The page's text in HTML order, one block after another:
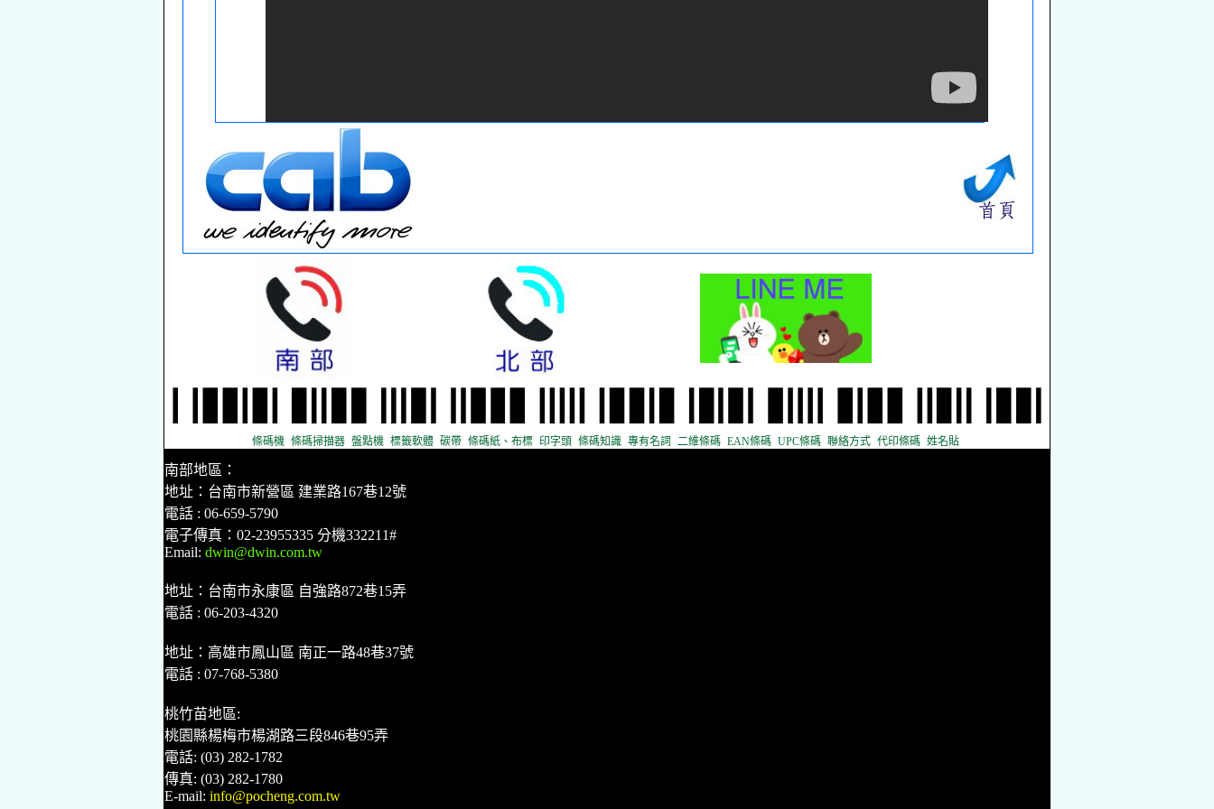
條碼機 條碼掃描器 盤點機 標籤軟體 碳帶 條碼紙、布標 印字頭 條碼知識 專有名詞 二維條碼 EAN條碼 UPC條碼 聯絡方式 代印條碼 姓名貼
南部地區：
地址：台南市新營區 建業路167巷12號
電話 : 06-659-5790
電子傳真：02-23955335 分機332211#
Email: dwin@dwin.com.tw
地址：台南市永康區 自強路872巷15弄
電話 : 06-203-4320
地址：高雄市鳳山區 南正一路48巷37號
電話 : 07-768-5380
桃竹苗地區:
桃園縣楊梅市楊湖路三段846巷95弄
電話: (03) 282-1782
傳真: (03) 282-1780
E-mail: info@pocheng.com.tw